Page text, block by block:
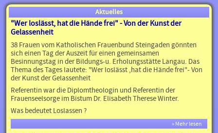
Aktuelles
"Wer loslässt, hat die Hände frei" - Von der Kunst der
Gelassenheit
38 Frauen vom Katholischen Frauenbund Steingaden gönnten
sich einen Tag der Auszeit für einen gemeinsamen
Besinnungstag in der Bildungs-u. Erholungsstätte Langau. Das
Thema des Tages lautete: "Wer loslässt ,hat die Hände frei"- Von
der Kunst der Gelassenheit
Referentin war die Diplomtheologin und Referentin der
Frauenseelsorge im Bistum Dr. Elisabeth Therese Winter.
Was bedeutet Loslassen ?
» Mehr lesen